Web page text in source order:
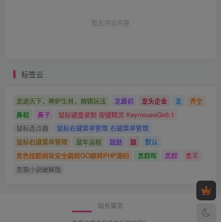
暂无评论内容
标签云
龙途天下，神炉生肖，熔铸玩法 龙最初 龙头企业 龙
齐全
鼻祖
鼻子
鼠标键盘录制 按键精灵 KeymouseGo5.1
鼠标连点器
鼠标右键菜单管理 右键菜单管理
鼠标右键菜单管理
鼠年运程 鼓励 鼓
默认
黑色炫酷网址安全跳转GO跳转PHP源码
黑群晖 黑群
黑羊
黑猫小说破解版
站长留言